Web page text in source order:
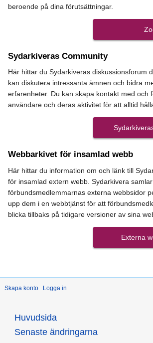
beroende på dina förutsättningar.
Sydarkiveras Community
Här hittar du Sydarkiveras diskussionsforum
kan diskutera intressanta ämnen och bidra
erfarenheter. Du kan skapa kontakt med och
användare och deras aktivitet för att alltid
Webbarkivet för insamlad webb
Här hittar du information om och länk till
för insamlad extern webb. Sydarkivera
förbundsmedlemmarnas externa webbsidor
upp dem i en webbtjänst för att
blicka tillbaks på tidigare versioner av sina
Externa
Skapa konto Logga in
Huvudsida
Senaste ändringarna